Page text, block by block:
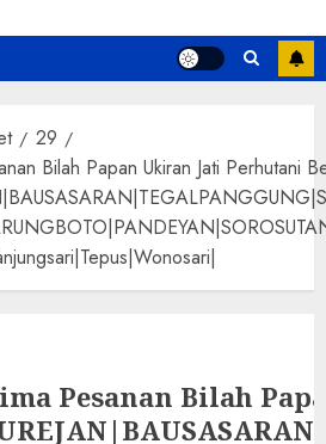
29
Bilah Papan Ukiran Jati Perhutani
Pesanan Bilah